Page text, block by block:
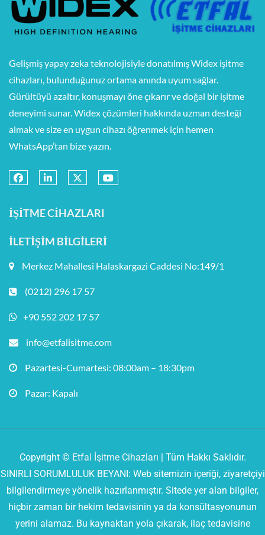
Gelişmiş yapay zeka teknolojisiyle donatılmış Widex işitme
cihazları, bulunduğunuz ortama anında uyum sağlar.
Gürültüyü azaltır, konuşmayı öne çıkarır ve doğal bir işitme
deneyimi sunar. Widex çözümleri hakkında uzman desteği
almak ve size en uygun cihazı öğrenmek için hemen
WhatsApp’tan bize yazın.
İŞITME CIHAZLARI
İLETIŞIM BILGILERI
Merkez Mahallesi Halaskargazi Caddesi No:149/1
(0212) 296 17 57
+90 552 202 17 57
info@etfalisitme.com
Pazartesi-Cumartesi: 08:00am – 18:30pm
Pazar: Kapalı
Copyright © Etfal İşitme Cihazları | Tüm Hakkı Saklıdır.
SINIRLI SORUMLULUK BEYANI: Web sitemizin içeriği, ziyaretçiyi
bilgilendirmeye yönelik hazırlanmıştır. Sitede yer alan bilgiler,
hiçbir zaman bir hekim tedavisinin ya da konsültasyonunun
yerini alamaz. Bu kaynaktan yola çıkarak, ilaç tedavisine